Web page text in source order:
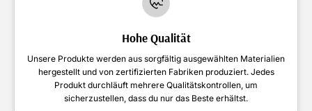
Hohe Qualität
Unsere Produkte werden aus sorgfältig ausgewählten Materialien
hergestellt und von zertifizierten Fabriken produziert. Jedes
Produkt durchläuft mehrere Qualitätskontrollen, um
sicherzustellen, dass du nur das Beste erhältst.